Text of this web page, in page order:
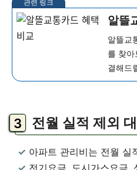
알뜰
용카
택 좋
알뜰교
를 찾아
결해드
포함하
통카드
뜰교통
전월 실적 제외
아파트 관리비는 전월 실
전기요금, 도시가스요금,